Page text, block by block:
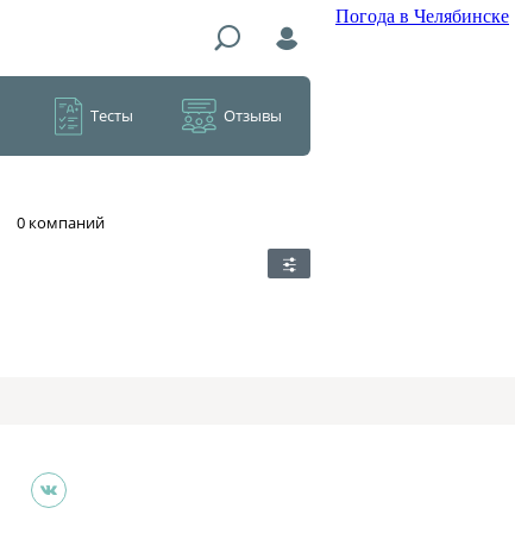
Погода в Челябинске
Тесты Отзывы
​0 компаний